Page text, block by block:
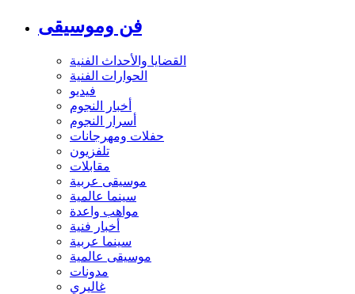
فن وموسيقى
القضايا والأحداث الفنية
الحوارات الفنية
فيديو
أخبار النجوم
أسرار النجوم
حفلات ومهرجانات
تلفزيون
مقابلات
موسيقى عربية
سينما عالمية
مواهب واعدة
أخبار فنية
سينما عربية
موسيقى عالمية
مدونات
غاليري